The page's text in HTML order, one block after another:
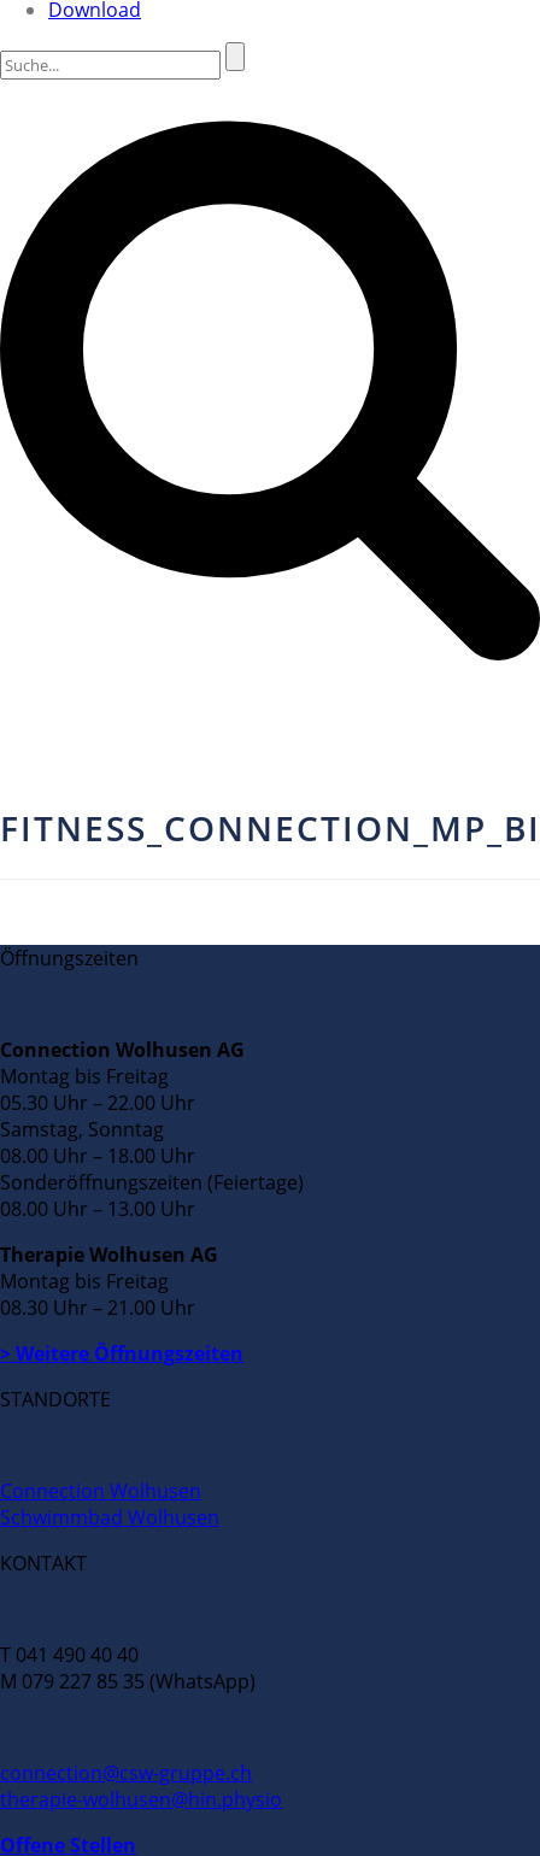
Download
Öffnungszeiten
Connection Wolhusen AG
Montag bis Freitag
05.30 Uhr – 22.00 Uhr
Samstag, Sonntag
08.00 Uhr – 18.00 Uhr
Sonderöffnungszeiten (Feiertage)
08.00 Uhr – 13.00 Uhr
Therapie Wolhusen AG
Montag bis Freitag
08.30 Uhr – 21.00 Uhr
> Weitere Öffnungszeiten
STANDORTE
Connection Wolhusen
Schwimmbad Wolhusen
KONTAKT
T 041 490 40 40
M 079 227 85 35 (WhatsApp)
connection@csw-gruppe.ch
therapie-wolhusen@hin.physio
Offene Stellen